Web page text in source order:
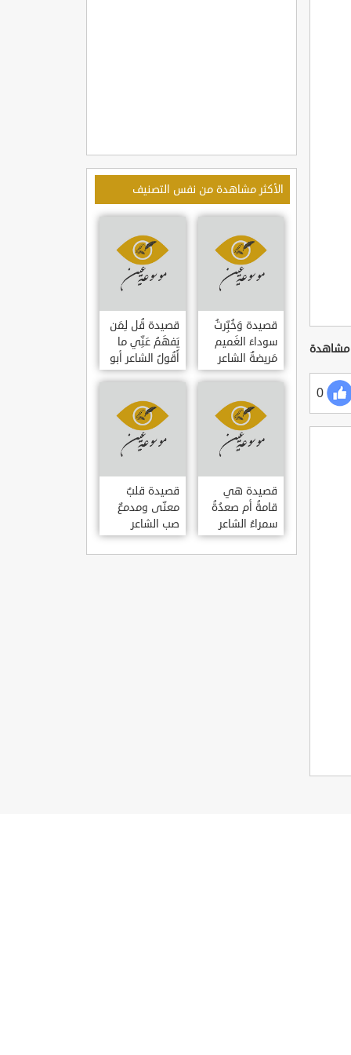
0
الأكثر مشاهدة من نفس التصنيف
قصيدة وَخُبِّرتُ
سوداءَ الغَميم
مَريضةٌ الشاعر
العوام بن عقبة
قصيدة قُل لِمَن
يَفهَمُ عَنِّي ما
أَقُولُ الشاعر أبو
حامد الغزالي
قصيدة هي
قامةُ أم صعدُةُ
سمراءُ الشاعر
سيف الدين
المشد
قصيدة قلبٌ
معنّى ومدمعٌ
صب الشاعر
سيف الدين
المشد